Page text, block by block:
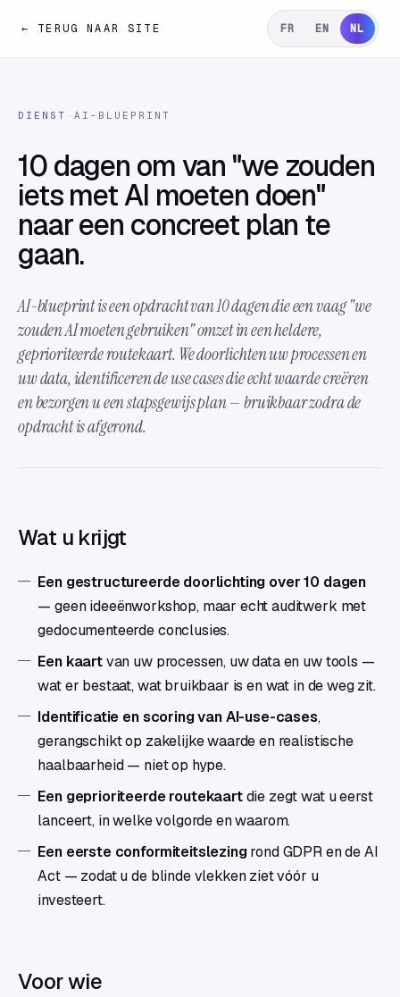
← TERUG NAAR SITE FR EN NL
DIENST · AI-BLUEPRINT
10 dagen om van "we zouden
iets met AI moeten doen"
naar een concreet plan te
gaan.
AI-blueprint is een opdracht van 10 dagen die een vaag "we
zouden AI moeten gebruiken" omzet in een heldere,
geprioriteerde routekaart. We doorlichten uw processen en
uw data, identificeren de use cases die echt waarde creëren
en bezorgen u een stapsgewijs plan — bruikbaar zodra de
opdracht is afgerond.
Wat u krijgt
Een gestructureerde doorlichting over 10 dagen
— geen ideeënworkshop, maar echt auditwerk met
gedocumenteerde conclusies.
Een kaartvan uw processen, uw data en uw tools —
wat er bestaat, wat bruikbaar is en wat in de weg zit.
Identificatie en scoring van AI-use-cases,
gerangschikt op zakelijke waarde en realistische
haalbaarheid — niet op hype.
Een geprioriteerde routekaartdie zegt wat u eerst
lanceert, in welke volgorde en waarom.
Een eerste conformiteitslezingrond GDPR en de AI
Act — zodat u de blinde vlekken ziet vóór u
investeert.
Voor wie